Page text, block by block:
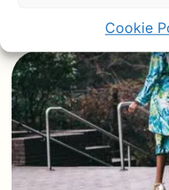
Cookie